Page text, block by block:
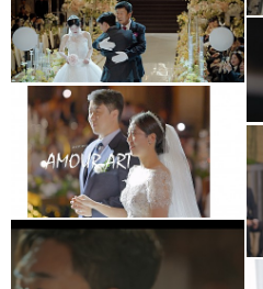
아모르아트웨딩컨벤션
아모르홀 Wedding
Cinema
아모르아트웨딩컨벤션
본식영상